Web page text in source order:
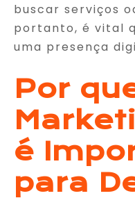
buscar serviços
portanto, é vital
uma presença
Por
é
para